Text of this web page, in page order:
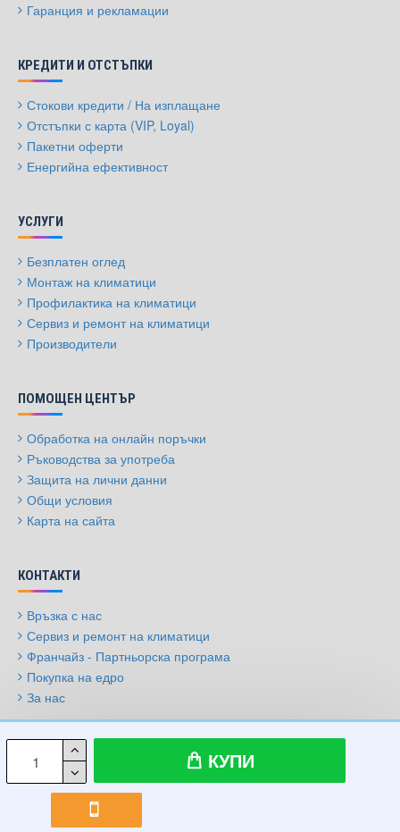
КУПИ
Гаранция и рекламации
КРЕДИТИ И ОТСТЪПКИ
Стокови кредити / На изплащане
Отстъпки с карта (VIP, Loyal)
Пакетни оферти
Енергийна ефективност
УСЛУГИ
Безплатен оглед
Монтаж на климатици
Профилактика на климатици
Сервиз и ремонт на климатици
Производители
ПОМОЩЕН ЦЕНТЪР
Обработка на онлайн поръчки
Ръководства за употреба
Защита на лични данни
Общи условия
Карта на сайта
КОНТАКТИ
Връзка с нас
Сервиз и ремонт на климатици
Франчайз - Партньорска програма
Покупка на едро
За нас
© 2009-2026, Климатици.бг, Всички права запазени